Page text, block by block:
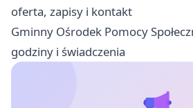
oferta, zapisy i kontakt
Gminny Ośrodek Pomocy
godziny i świadczenia